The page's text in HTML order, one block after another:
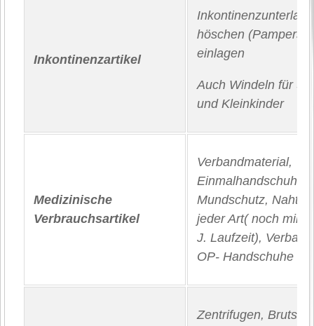
Inkontinenzartikel
höschen (Pampers),
einlagen
Auch Windeln für
und Kleinkinder
Medizinische
Verbrauchsartikel
Verbandmaterial,
Einmalhandschuhe,
Mundschutz,
jeder Art( noch
J. Laufzeit),
OP- Handschuhe
Zentrifugen,